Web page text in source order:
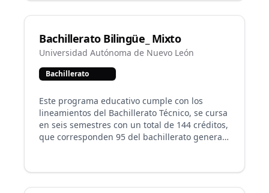
Bachillerato Bilingüe_ Mixto
Universidad Autónoma de Nuevo León
Bachillerato
Este programa educativo cumple con los
lineamientos del Bachillerato Técnico, se cursa
en seis semestres con un total de 144 créditos,
que corresponden 95 del bachillerato general
unidades de aprendizaje en el idioma inglés.
En la actualidad se ofrece un Bachillerato